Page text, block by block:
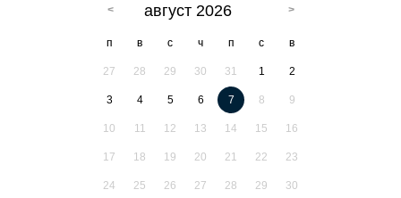
август 2026
п в с ч п с в
27 28 29 30 31 1 2
3 4 5 6 7 8 9
10 11 12 13 14 15 16
17 18 19 20 21 22 23
24 25 26 27 28 29 30